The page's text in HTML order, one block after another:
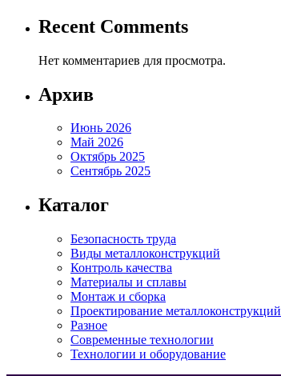
Recent Comments
Нет комментариев для просмотра.
Архив
Июнь 2026
Май 2026
Октябрь 2025
Сентябрь 2025
Каталог
Безопасность труда
Виды металлоконструкций
Контроль качества
Материалы и сплавы
Монтаж и сборка
Проектирование металлоконструкций
Разное
Современные технологии
Технологии и оборудование